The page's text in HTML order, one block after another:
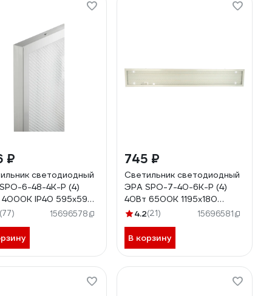
₽
светодиодный
6-48-4K-P (4)
4000К IP40 595х595
с проводом
(77) 15696578
745 ₽
Светильник светодиодный
ЭРА SPO-7-40-6K-P (4)
40Вт 6500К 1195x180
призма Б0026973
4.2(21) 15696581
В корзину